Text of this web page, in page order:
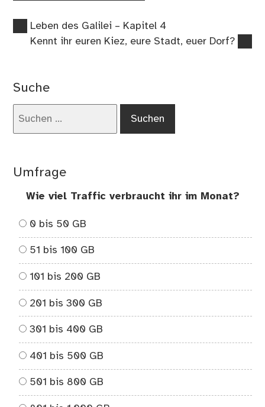
Beitragsnavigation
Vorheriger
Beitrag:
Leben des Galilei – Kapitel 4
Nächster
Kennt ihr euren Kiez, eure Stadt, euer Dorf?
Suche
Umfrage
Wie viel Traffic verbraucht ihr im Monat?
0 bis 50 GB
51 bis 100 GB
101 bis 200 GB
201 bis 300 GB
301 bis 400 GB
401 bis 500 GB
501 bis 800 GB